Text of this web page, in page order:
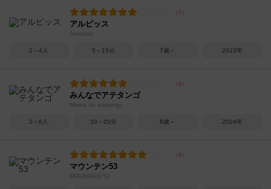
アルピッス
Arupissu
2～4人 5～15分 7歳～ 2023年
みんなでアテタンゴ
Minna de atetango
2～6人 10～20分 8歳～ 2024年
マウンテン53
MOUNTAIN 53